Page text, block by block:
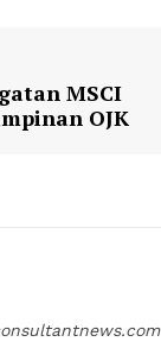
MSCI
OJK